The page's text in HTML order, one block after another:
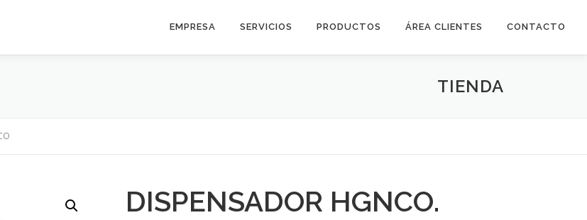
EMPRESA SERVICIOS PRODUCTOS ÁREA CLIENTES CONTACTO
TIENDA
DISPENSADOR HGNCO.